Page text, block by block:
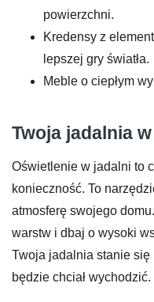
powierzchni.
Kredensy z
lepszej gry światła.
Meble o ciepłym
Twoja jadalnia
Oświetlenie w jadalni to
konieczność. To
atmosferę swojego
warstw i dbaj o wysoki
Twoja jadalnia stanie się
będzie chciał wychodzić.